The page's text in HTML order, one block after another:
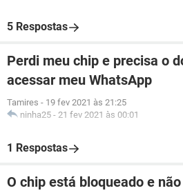
5 Respostas
Perdi meu chip e precisa o
acessar meu WhatsApp
Tamires - 19 fev 2021 às 21:25
ninha25 - 21 fev 2021 às 00:01
1 Respostas
O chip está bloqueado e